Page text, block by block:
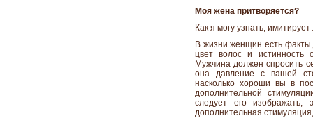
Моя жена притворяется?
Как я могу узнать,
В жизни женщин есть
цвет волос и истинность
Мужчина должен спросить
она давление с вашей
насколько хороши вы в
дополнительной
следует его
дополнительная